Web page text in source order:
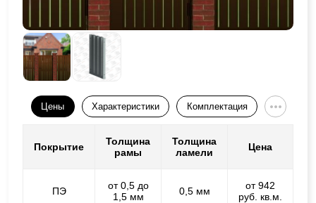
Цены Характеристики Комплектация
Покрытие
Толщина
рамы
Толщина
ламели
Цена
ПЭ
от 0,5 до
1,5 мм
0,5 мм
от 942
руб. кв.м.